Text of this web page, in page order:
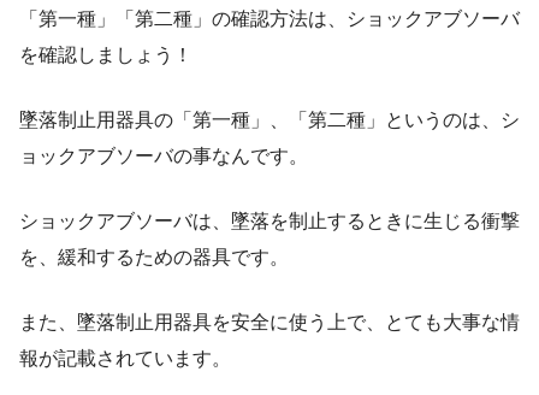
「第一種」「第二種」の確認方法は、ショックアブソーバ
を確認しましょう！
墜落制止用器具の「第一種」、「第二種」というのは、シ
ョックアブソーバの事なんです。
ショックアブソーバは、墜落を制止するときに生じる衝撃
を、緩和するための器具です。
また、墜落制止用器具を安全に使う上で、とても大事な情
報が記載されています。